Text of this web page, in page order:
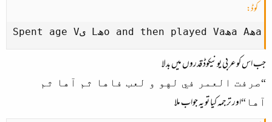
کوڈ:
جب اس کو عربی یونیکوڈ قدروں میں بدلا
“صرفت العمر في لهو و لعب فاها ثم آها ثم
آها“اور ترجمہ کیا تو یہ جواب ملا